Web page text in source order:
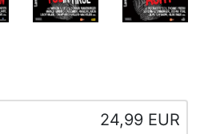
24,99 EUR